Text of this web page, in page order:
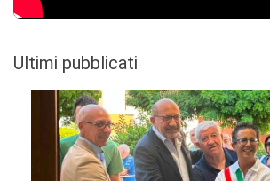
Ultimi pubblicati